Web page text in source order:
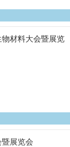
材料大会暨展览
展览会